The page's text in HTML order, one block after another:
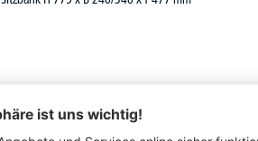
Doppel-Schiebehaken mit Systemaufnahme